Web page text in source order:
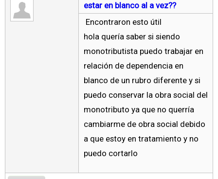
estar en blanco al a vez??
Encontraron esto útil
hola quería saber si siendo
monotributista puedo trabajar en
relación de dependencia en
blanco de un rubro diferente y si
puedo conservar la obra social del
monotributo ya que no querría
cambiarme de obra social debido
a que estoy en tratamiento y no
puedo cortarlo